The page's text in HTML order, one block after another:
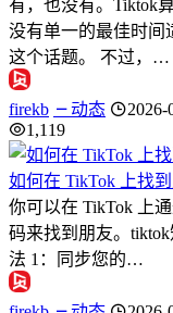
有，也没有。Tiktok
没有单一的最佳时间
这个话题。 不过，…
firekb 动态
2026-
1,119
如何在 TikTok 上找到
你可以在 TikTok 上
码来找到朋友。
法 1：同步您的…